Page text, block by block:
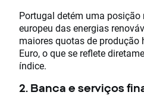
Portugal detém uma
europeu das energias
maiores quotas de produção
Euro, o que se reflete
índice.
2. Banca e serviços